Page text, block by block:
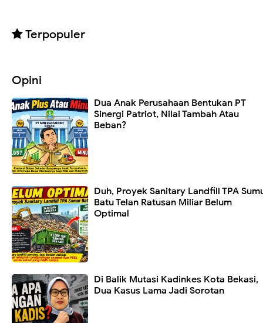
Terpopuler
Opini
Dua Anak Perusahaan Bentukan PT
Sinergi Patriot, Nilai Tambah Atau
Beban?
Duh, Proyek Sanitary Landfill TPA
Batu Telan Ratusan Miliar Belum
Optimal
Di Balik Mutasi Kadinkes Kota Bekasi,
Dua Kasus Lama Jadi Sorotan